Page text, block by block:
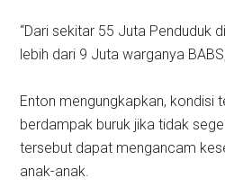
“Dari sekitar 55 Juta Penduduk
lebih dari 9 Juta warganya
Enton mengungkapkan, kondisi
berdampak buruk jika tidak
tersebut dapat mengancam
anak-anak.